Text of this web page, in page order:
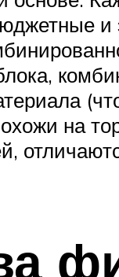
на